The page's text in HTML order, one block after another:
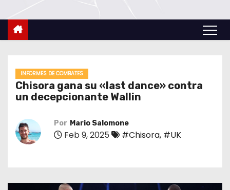
l
INFORMES DE COMBATES
Chisora gana su «last dance» contra
un decepcionante Wallin
Por Mario Salomone
Feb 9, 2025 #Chisora, #UK